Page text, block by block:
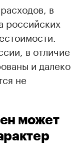
в
российских
в отличие
и далеко
не
может